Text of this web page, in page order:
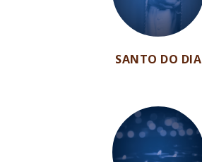
SANTO DO DIA